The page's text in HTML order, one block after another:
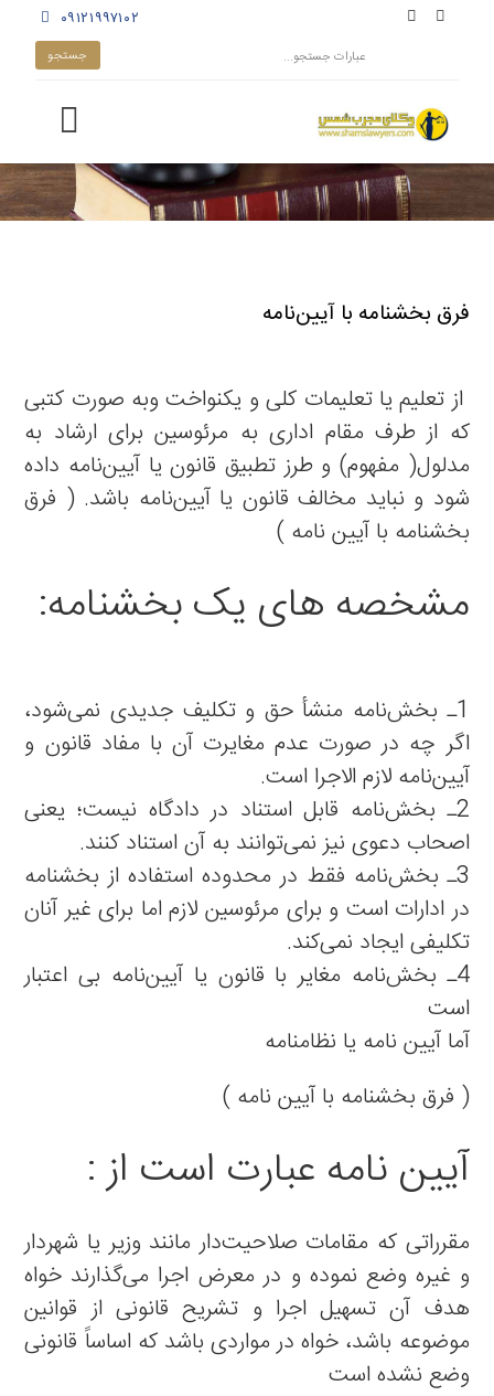
۰۹۱۲۱۹۹۷۱۰۲
فرق بخشنامه با آیین‌نامه
از تعلیم یا تعلیمات کلی و یکنواخت وبه صورت کتبی
‌که از طرف مقام اداری به مرئوسین برای ارشاد به
مدلول( مفهوم) و طرز تطبیق قانون یا آیین‌نامه داده
شود و نباید مخالف قانون یا آیین‌نامه باشد. ( فرق
بخشنامه با آیین نامه )
مشخصه های یک بخشنامه:
1ـ بخش‌نامه منشأ حق و تکلیف جدیدی نمی‌شود،
اگر چه در صورت عدم مغایرت آن با مفاد قانون و
آیین‌نامه لازم الاجرا است.
2ـ بخش‌نامه قابل استناد در دادگاه نیست؛ یعنی
اصحاب دعوی نیز نمی‌توانند به آن استناد کنند.
3ـ بخش‌نامه فقط در محدوده استفاده از بخشنامه
در ادارات است و برای مرئوسین لازم اما برای غیر آنان
تکلیفی ایجاد نمی‌کند.
4ـ بخش‌نامه مغایر با قانون یا آیین‌نامه بی اعتبار
است
آما آیین نامه یا نظامنامه
( فرق بخشنامه با آیین نامه )
آیین نامه عبارت است از :
مقرراتی که مقامات صلاحیت‌دار مانند وزیر یا شهردار
و غیره وضع نموده و در معرض اجرا می‌گذارند خواه
هدف آن تسهیل اجرا و تشریح قانونی از قوانین
موضوعه باشد، خواه در مواردی باشد که اساساً قانونی
وضع نشده است